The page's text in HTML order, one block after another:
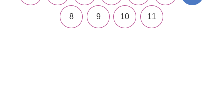
8 9 10 11